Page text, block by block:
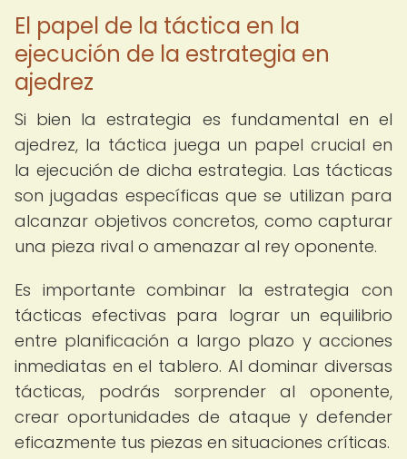
El papel de la táctica en la
ejecución de la estrategia en
ajedrez
Si bien la estrategia es fundamental en el
ajedrez, la táctica juega un papel crucial en
la ejecución de dicha estrategia. Las tácticas
son jugadas específicas que se utilizan para
alcanzar objetivos concretos, como capturar
una pieza rival o amenazar al rey oponente.
Es importante combinar la estrategia con
tácticas efectivas para lograr un equilibrio
entre planificación a largo plazo y acciones
inmediatas en el tablero. Al dominar diversas
tácticas, podrás sorprender al oponente,
crear oportunidades de ataque y defender
eficazmente tus piezas en situaciones críticas.